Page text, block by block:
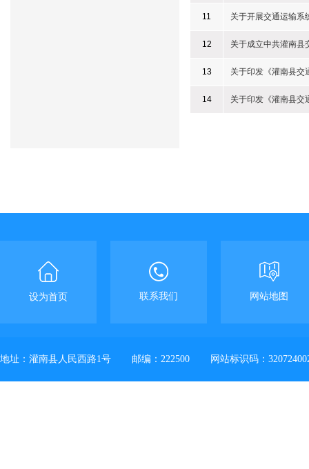
11 关于开展交通运输系
12 关于成立中共灌南县
13 关于印发《灌南县交
14 关于印发《灌南县交
设为首页 联系我们 网站地图
地址：灌南县人民西路1号 邮编：222500 网站标识码：